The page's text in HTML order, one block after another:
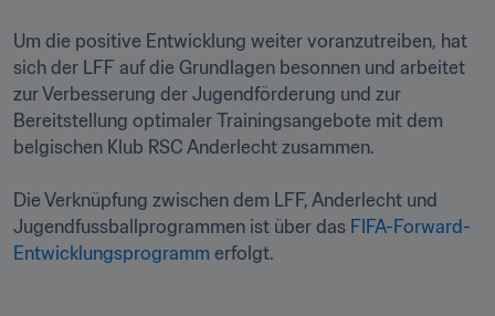
Um die positive Entwicklung weiter voranzutreiben, hat
sich der LFF auf die Grundlagen besonnen und arbeitet
zur Verbesserung der Jugendförderung und zur
Bereitstellung optimaler Trainingsangebote mit dem
belgischen Klub RSC Anderlecht zusammen.
Die Verknüpfung zwischen dem LFF, Anderlecht und
Jugendfussballprogrammen ist über das FIFA-Forward-
Entwicklungsprogramm erfolgt.